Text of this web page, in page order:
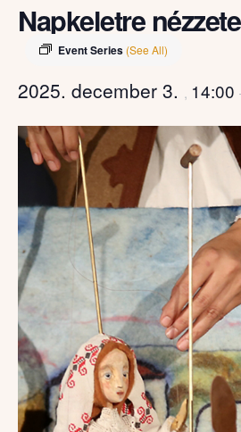
Napkeletre
Event Series (See All)
2025. december 3. , 14:00